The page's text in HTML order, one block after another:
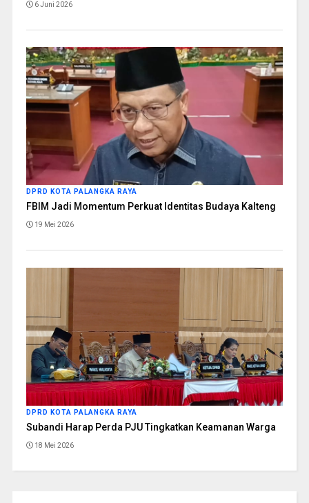
6 Juni 2026
DPRD KOTA PALANGKA RAYA
FBIM Jadi Momentum Perkuat Identitas Budaya Kalteng
19 Mei 2026
DPRD KOTA PALANGKA RAYA
Subandi Harap Perda PJU Tingkatkan Keamanan Warga
18 Mei 2026